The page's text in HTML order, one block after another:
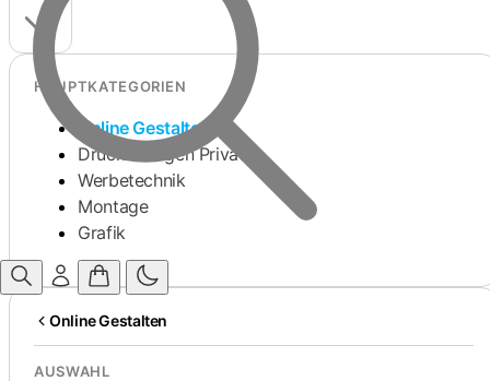
HAUPTKATEGORIEN
Online Gestalten
Druckvorlagen Privat
Werbetechnik
Montage
Grafik
Online Gestalten
AUSWAHL